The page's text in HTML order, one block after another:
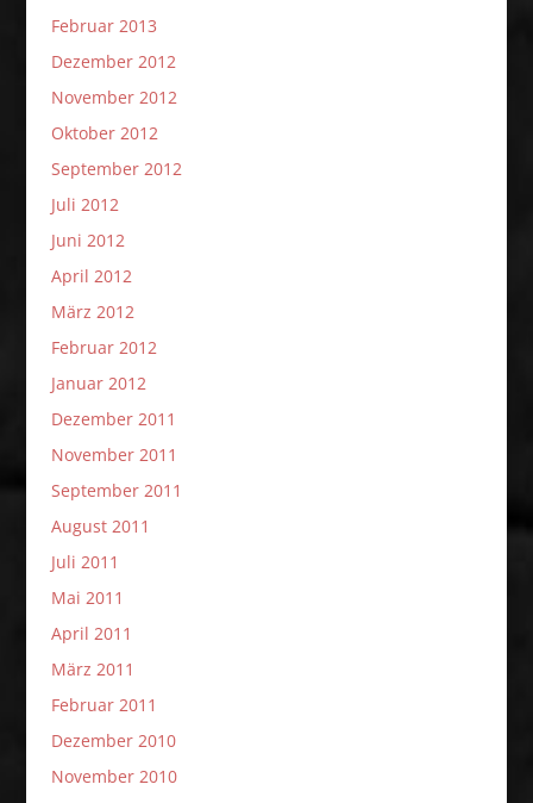
Februar 2013
Dezember 2012
November 2012
Oktober 2012
September 2012
Juli 2012
Juni 2012
April 2012
März 2012
Februar 2012
Januar 2012
Dezember 2011
November 2011
September 2011
August 2011
Juli 2011
Mai 2011
April 2011
März 2011
Februar 2011
Dezember 2010
November 2010